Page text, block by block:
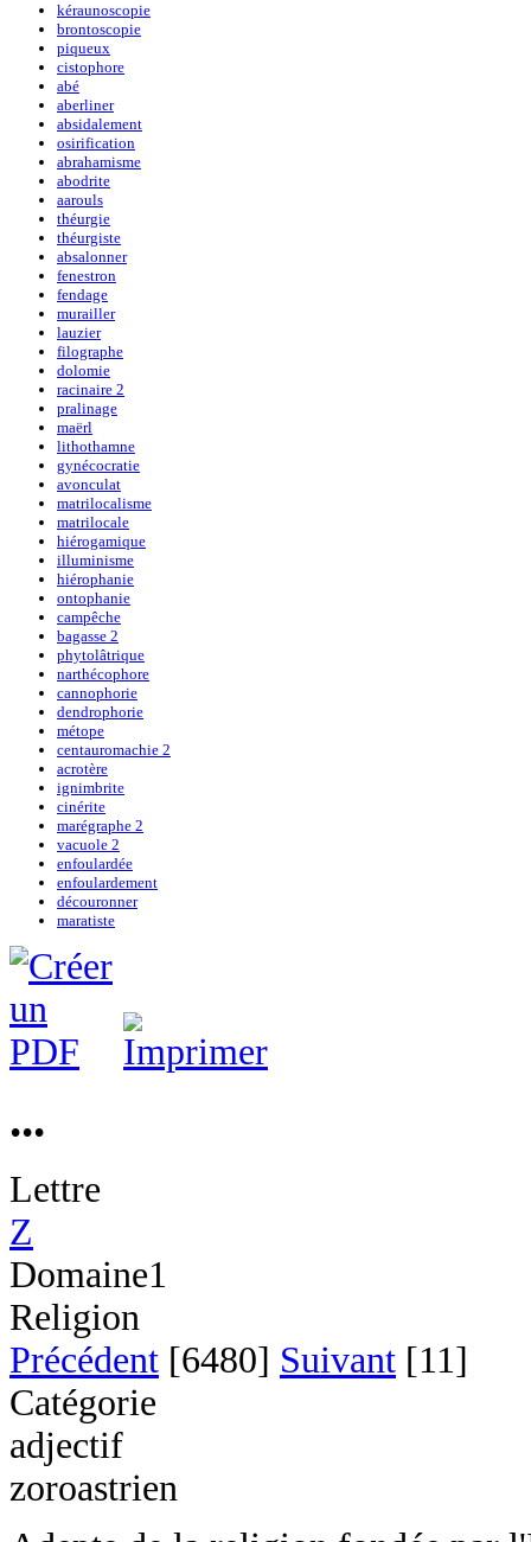
kéraunoscopie
brontoscopie
piqueux
cistophore
abé
aberliner
absidalement
osirification
abrahamisme
abodrite
aarouls
théurgie
théurgiste
absalonner
fenestron
fendage
murailler
lauzier
filographe
dolomie
racinaire 2
pralinage
maërl
lithothamne
gynécocratie
avonculat
matrilocalisme
matrilocale
hiérogamique
illuminisme
hiérophanie
ontophanie
campêche
bagasse 2
phytolâtrique
narthécophore
cannophorie
dendrophorie
métope
centauromachie 2
acrotère
ignimbrite
cinérite
marégraphe 2
vacuole 2
enfoulardée
enfoulardement
découronner
maratiste
...
Lettre
Z
Domaine1
Religion
Précédent [6480] Suivant [11]
Catégorie
adjectif
zoroastrien